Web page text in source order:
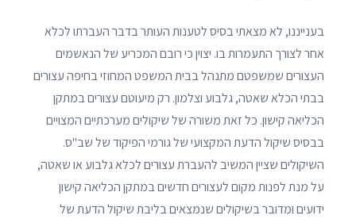
בענייננו, לא מצאתי בסיס לטענות העותר בדבר העברתו לכלא
אחר לצורך התעמרות בו. יצוין כי רובם המכריע של הנאשמים
העצורים שמשפטם מתנהל בבית המשפט המחוזי בחיפה עצורים
בבתי הכלא שאטה, גלבוע וצלמון. רק מיעוטם עצורים במתקן
הכליאה קישון. כל זאת משורה של שיקולים מערכתיים המצויים
בבסיס שיקול הדעת המקצועי של גורמי הפיקוד של שב"ס.
השיקולים שציין המשיב להעברת עצורים לכלא גלבוע או שאטה,
על מנת לפנות מקום לעצורים חדשים במתקן הכליאה קישון
ידועים ומדובר בשיקולים שנמצאים בליבת שיקול הדעת של